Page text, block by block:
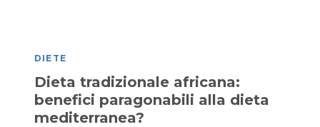
DIETE
Dieta tradizionale africana:
benefici paragonabili alla dieta
mediterranea?